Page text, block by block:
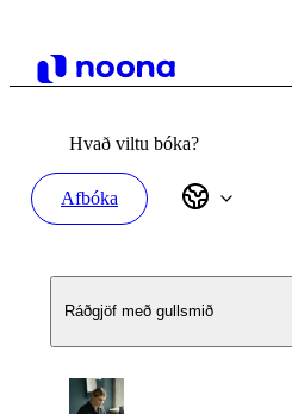
Hvað viltu bóka?
Afbóka
Ráðgjöf með gullsmið